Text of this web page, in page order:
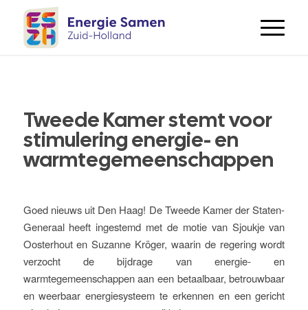
Tweede Kamer stemt voor
stimulering energie- en
warmtegemeenschappen
Goed nieuws uit Den Haag! De Tweede Kamer der Staten-
Generaal heeft ingestemd met de motie van Sjoukje van
Oosterhout en Suzanne Kröger, waarin de regering wordt
verzocht de bijdrage van energie- en
warmtegemeenschappen aan een betaalbaar, betrouwbaar
en weerbaar energiesysteem te erkennen en een gericht